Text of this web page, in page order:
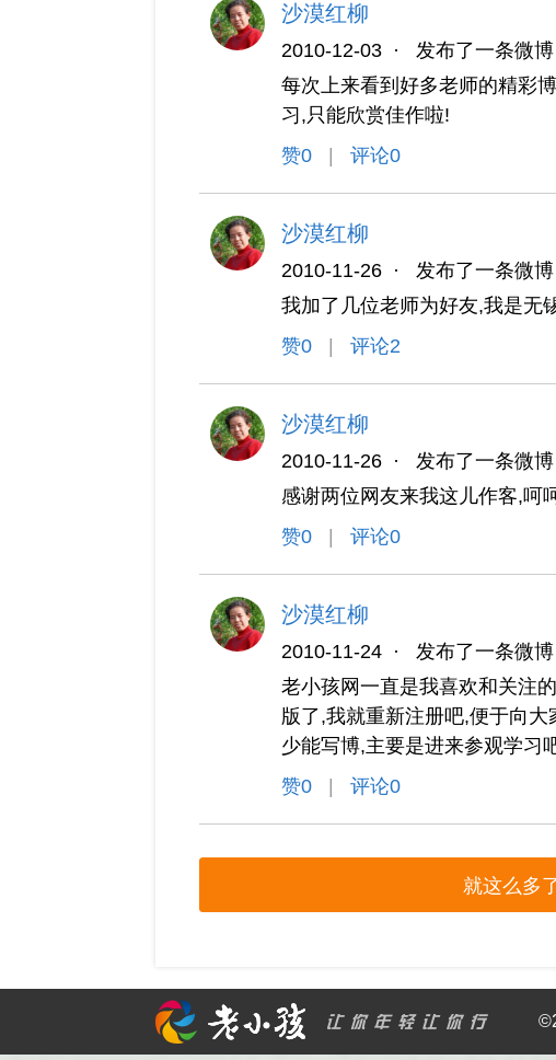
沙漠红柳
2010-12-03 ·
发布了一条微博
每次上来看到好多老师的精彩
习,只能欣赏佳作啦!
赞0 评论0
沙漠红柳
2010-11-26 ·
发布了一条微博
我加了几位老师为好友,我是无
赞0 评论2
沙漠红柳
2010-11-26 ·
发布了一条微博
感谢两位网友来我这儿作客,呵
赞0 评论0
沙漠红柳
2010-11-24 ·
发布了一条微博
老小孩网一直是我喜欢和关注
版了,我就重新注册吧,便于向
少能写博,主要是进来参观学习
赞0 评论0
就这么多